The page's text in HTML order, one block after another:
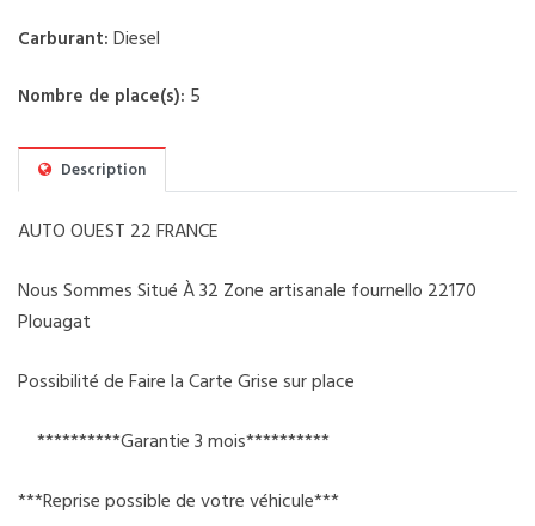
Carburant: Diesel
Nombre de place(s): 5
Description
AUTO OUEST 22 FRANCE
Nous Sommes Situé À 32 Zone artisanale fournello 22170
Plouagat
Possibilité de Faire la Carte Grise sur place
**********Garantie 3 mois**********
***Reprise possible de votre véhicule***